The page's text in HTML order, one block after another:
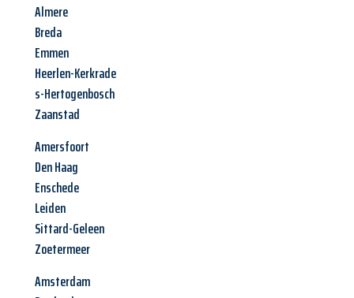
Almere
Breda
Emmen
Heerlen-Kerkrade
s-Hertogenbosch
Zaanstad
Amersfoort
Den Haag
Enschede
Leiden
Sittard-Geleen
Zoetermeer
Amsterdam